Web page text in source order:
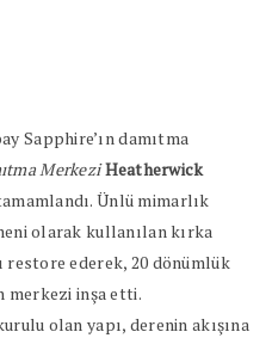
Sapphire’ın damıtma
MerkeziHeatherwick
Ünlü mimarlık
olarak kullanılan kırka
restore ederek, 20 dönümlük
merkezi inşa etti.
olan yapı, derenin akışına